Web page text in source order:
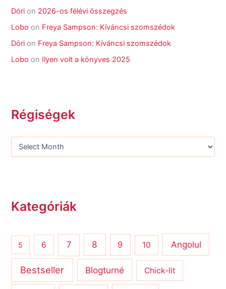
Dóri on 2026-os félévi összegzés
Lobo on Freya Sampson: Kíváncsi szomszédok
Dóri on Freya Sampson: Kíváncsi szomszédok
Lobo on Ilyen volt a könyves 2025
Régiségek
Kategóriák
5 6 7 8 9 10 Angolul
Bestseller Blogturné Chick-lit